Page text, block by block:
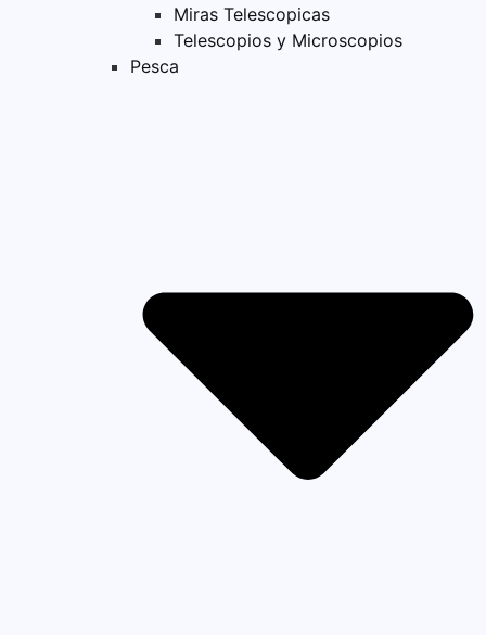
Miras Telescopicas
Telescopios y Microscopios
Pesca